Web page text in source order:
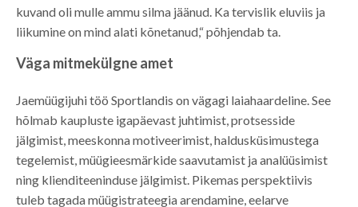
kuvand oli mulle ammu silma jäänud. Ka tervislik eluviis ja
liikumine on mind alati kõnetanud,“ põhjendab ta.
Väga mitmekülgne amet
Jaemüügijuhi töö Sportlandis on vägagi laiahaardeline. See
hõlmab kaupluste igapäevast juhtimist, protsesside
jälgimist, meeskonna motiveerimist, haldusküsimustega
tegelemist, müügieesmärkide saavutamist ja analüüsimist
ning klienditeeninduse jälgimist. Pikemas perspektiivis
tuleb tagada müügistrateegia arendamine, eelarve